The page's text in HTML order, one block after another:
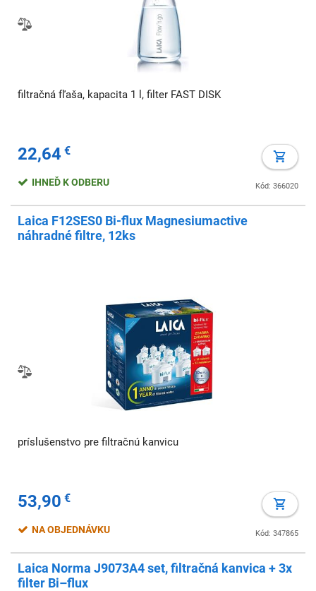
filtračná fľaša, kapacita 1 l, filter FAST DISK
22,64 €
Kód: 366020
IHNEĎ K ODBERU
Laica F12SES0 Bi-flux Magnesiumactive
náhradné filtre, 12ks
príslušenstvo pre filtračnú kanvicu
53,90 €
Kód: 347865
NA OBJEDNÁVKU
Laica Norma J9073A4 set, filtračná kanvica + 3x
filter Bi–flux